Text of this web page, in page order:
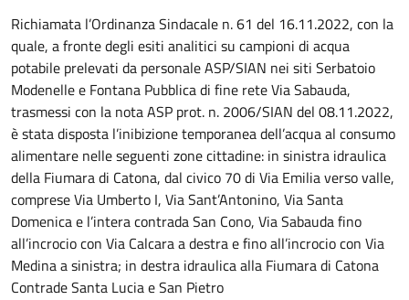
Richiamata l’Ordinanza Sindacale n. 61 del 16.11.2022, con la
quale, a fronte degli esiti analitici su campioni di acqua
potabile prelevati da personale ASP/SIAN nei siti Serbatoio
Modenelle e Fontana Pubblica di fine rete Via Sabauda,
trasmessi con la nota ASP prot. n. 2006/SIAN del 08.11.2022,
è stata disposta l’inibizione temporanea dell’acqua al consumo
alimentare nelle seguenti zone cittadine: in sinistra idraulica
della Fiumara di Catona, dal civico 70 di Via Emilia verso valle,
comprese Via Umberto I, Via Sant’Antonino, Via Santa
Domenica e l’intera contrada San Cono, Via Sabauda fino
all’incrocio con Via Calcara a destra e fino all’incrocio con Via
Medina a sinistra; in destra idraulica alla Fiumara di Catona
Contrade Santa Lucia e San Pietro